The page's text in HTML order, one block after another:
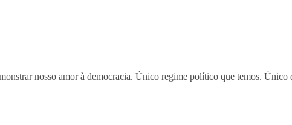
nosso amor à democracia. Único regime político que temos. Único